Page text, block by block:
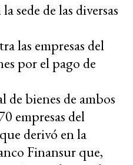
sede de las diversas
las empresas del
por el pago de
bienes de ambos
empresas del
derivó en la
Finansur que,